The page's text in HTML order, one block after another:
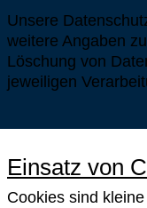
Unsere
weitere Angaben
Löschung von
jeweiligen
Einsatz von
Cookies sind